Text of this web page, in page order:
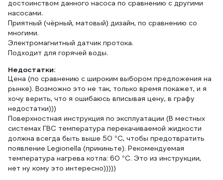
достоинством данного насоса по сравнению с другими
насосами.
Приятный (чёрный, матовый) дизайн, по сравнению со
многими.
Электромагнитный датчик протока.
Подходит для горячей воды.
Недостатки:
Цена (по сравнению с широким выбором предложения на
рынке). Возможно это не так, только время покажет, и я
хочу верить, что я ошибаюсь вписывая цену, в графу
недостатки)))
Поверхностная инструкция по эксплуатации (В местных
системах ГВС температура перекачиваемой жидкости
должна всегда быть выше 50 °С, чтобы предотвратить
появление Legionella (прикиньте). Рекомендуемая
температура нагрева котла: 60 °C. Это из инструкции,
нет ну кому это интересно)))))